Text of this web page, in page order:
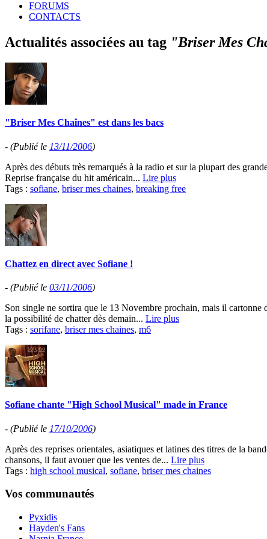
FORUMS
CONTACTS
Actualités associées au tag "Briser Mes
"Briser Mes Chaînes" est dans les bacs
- (Publié le 13/11/2006)
Après des débuts très remarqués à la radio et sur la plupart des
Reprise française du hit américain... Lire plus
Tags : sofiane, briser mes chaines, breaking free
Chattez en direct avec Sofiane !
- (Publié le 03/11/2006)
Son single ne sortira que le 13 Novembre prochain, mais il
la possibilité de chatter dès demain... Lire plus
Tags : sorifane, briser mes chaines, m6
Sofiane chante "High School Musical" made in France
- (Publié le 17/10/2006)
Après des reprises orientales, asiatiques et latines des titres de la
chansons, il faut avouer que les ventes de... Lire plus
Tags : high school musical, sofiane, briser mes chaines
Vos communautés
Pyxidis
Hayden's Fans